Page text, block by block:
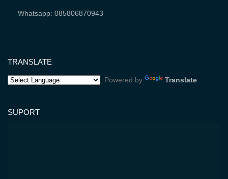
Whatsapp: 085806870943
TRANSLATE
Powered by Translate
SUPORT